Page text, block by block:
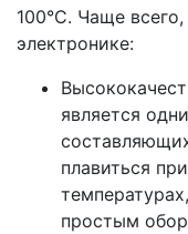
100°C. Чаще
электронике:
является
плавиться
простым